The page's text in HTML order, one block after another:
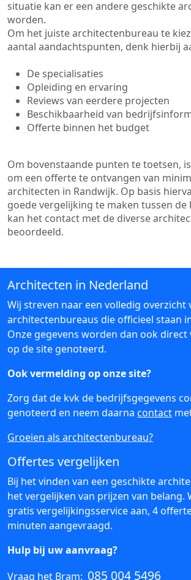
situatie kan er een andere geschikte
worden.
Om het juiste architectenbureau te
aantal aandachtspunten, denk hierbij
De specialisaties
Opleiding en ervaring
Reviews van eerdere projecten
Beschikbaarheid van
Offerte binnen het budget
Om bovenstaande punten te toetsen,
om een offerte te ontvangen van
architecten in Randwijk. Op basis
goede vergelijking te maken tussen de
kan het contact met de diverse
beoordeeld.
Architecten in Nederland
Wij streven naar een volledig overzicht
architectenbureaus die officieel staan
Onze gegevens worden dan ook direct
op de site genoteerd.
Ook vermelding op onze site?
Zorg dat de kvk de bedrijfsgegevens
genoteerd en neem daarna contact
Groeien als architectenbureau?
Offertes vergelijken
Bij het vinden van een geschikte
het vergelijken van prijzen van belang.
gratis vergelijkingsservice aan, 4
minuten aangevraagd.
Hulp bij uw aanvraag?
Vraag het Bram: 085 004 5496